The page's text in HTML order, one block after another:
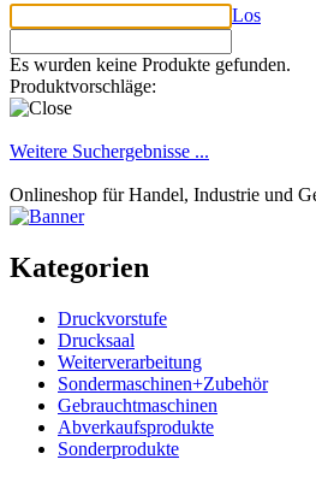
Los
Es wurden keine Produkte gefunden.
Produktvorschläge:
Weitere Suchergebnisse ...
Onlineshop für Handel, Industrie und
Kategorien
Druckvorstufe
Drucksaal
Weiterverarbeitung
Sondermaschinen+Zubehör
Gebrauchtmaschinen
Abverkaufsprodukte
Sonderprodukte